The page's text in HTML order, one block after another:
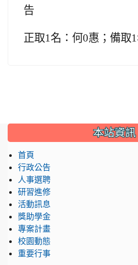
告
正取1名：何0惠；備取
::: 本站資訊
首頁
行政公告
人事選聘
研習進修
活動訊息
獎助學金
專案計畫
校園動態
重要行事